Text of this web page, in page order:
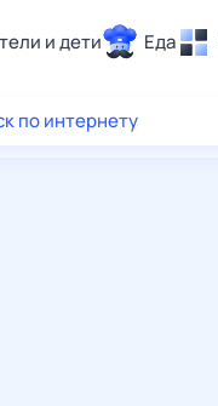
и дети Еда
Здоровье
по интернету